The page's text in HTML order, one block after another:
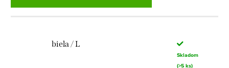
biela / L
Skladom
(>5 ks)